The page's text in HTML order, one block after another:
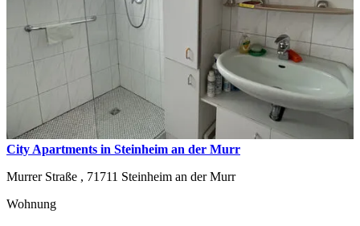
City Apartments in Steinheim an der Murr
Murrer Straße , 71711 Steinheim an der Murr
Wohnung